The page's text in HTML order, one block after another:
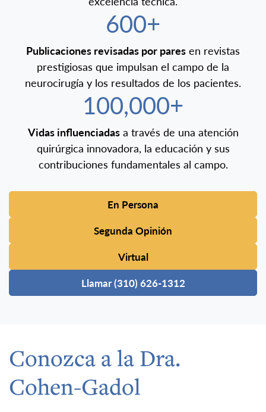
600+
Publicaciones revisadas por pares en revistas
prestigiosas que impulsan el campo de la
neurocirugía y los resultados de los pacientes.
100,000+
Vidas influenciadasa través de una atención
quirúrgica innovadora, la educación y sus
contribuciones fundamentales al campo.
En Persona
Segunda Opinión
Virtual
Llamar (310) 626-1312
Conozca a la Dra.
Cohen-Gadol